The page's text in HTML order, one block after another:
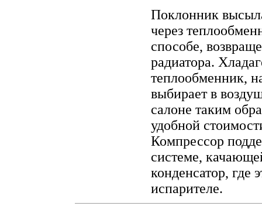
Поклонник
через
способе,
радиатора.
теплообменник,
выбирает в
салоне таким
удобной
Компрессор
системе,
конденсатор, где
испарителе.